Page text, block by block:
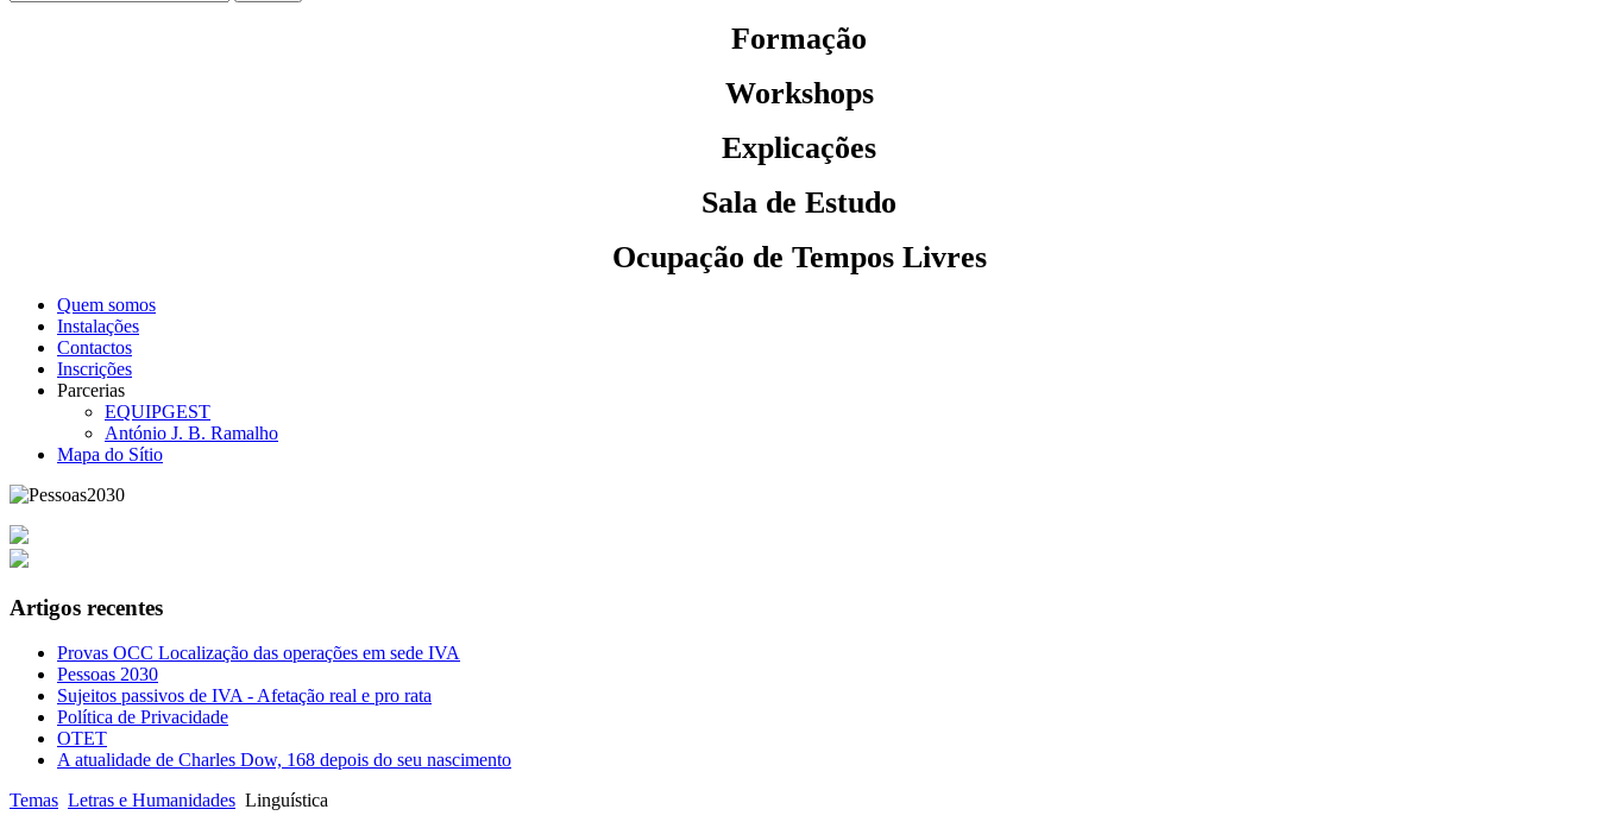
Formação
Workshops
Explicações
Sala de Estudo
Ocupação de Tempos Livres
Quem somos
Instalações
Contactos
Inscrições
Parcerias
EQUIPGEST
António J. B. Ramalho
Mapa do Sítio
Artigos recentes
Provas OCC Localização das operações em sede IVA
Pessoas 2030
Sujeitos passivos de IVA - Afetação real e pro rata
Política de Privacidade
OTET
A atualidade de Charles Dow, 168 depois do seu nascimento
Temas Letras e Humanidades Linguística